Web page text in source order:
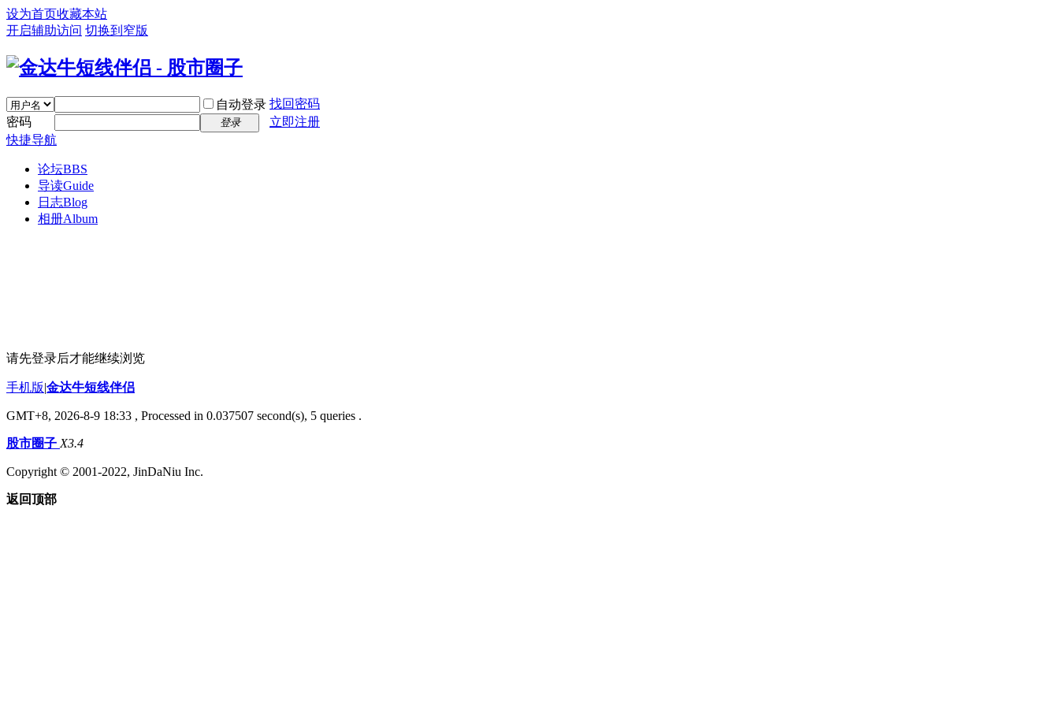
设为首页收藏本站
开启辅助访问 切换到窄版
自动登录 找回密码
密码
登录
立即注册
快捷导航
论坛BBS
导读Guide
日志Blog
相册Album
请先登录后才能继续浏览
手机版|金达牛短线伴侣
GMT+8, 2026-8-9 18:33 , Processed in 0.037507 second(s), 5 queries .
股市圈子 X3.4
Copyright © 2001-2022, JinDaNiu Inc.
返回顶部